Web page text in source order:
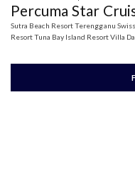
Percuma Star
Sutra Beach Resort Terengganu
ResortTuna Bay Island ResortVilla